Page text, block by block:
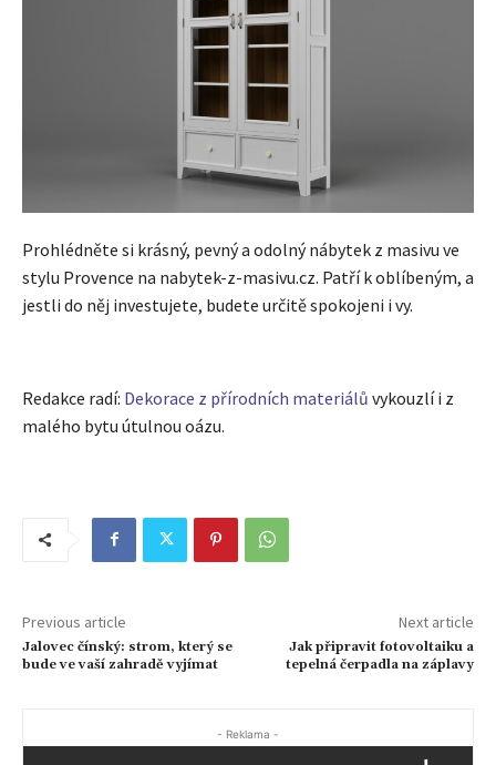
Prohlédněte si krásný, pevný a odolný nábytek z masivu ve
stylu Provence na nabytek-z-masivu.cz. Patří k oblíbeným, a
jestli do něj investujete, budete určitě spokojeni i vy.
Redakce radí: Dekorace z přírodních materiálů vykouzlí i z
malého bytu útulnou oázu.
Previous article
Jalovec čínský: strom, který se
bude ve vaší zahradě vyjímat
Next article
Jak připravit fotovoltaiku a
tepelná čerpadla na záplavy
- Reklama -